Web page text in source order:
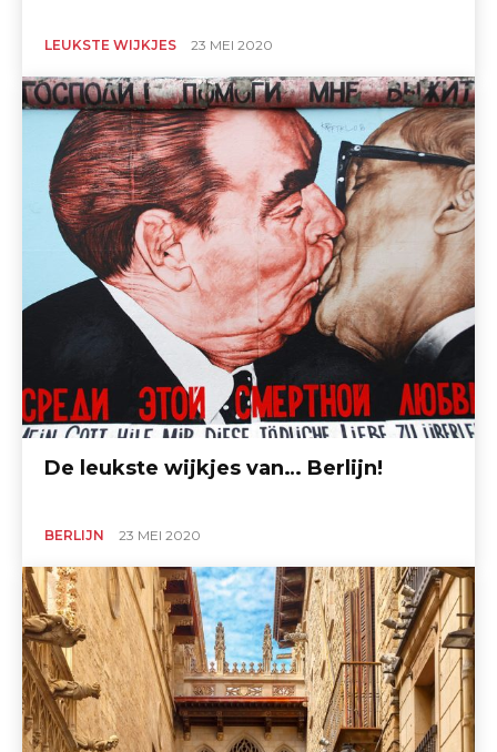
LEUKSTE WIJKJES 23 MEI 2020
De leukste wijkjes van… Berlijn!
BERLIJN 23 MEI 2020